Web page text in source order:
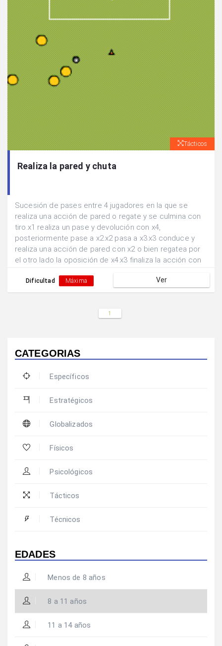
Tácticos
Realiza la pared y chuta
Sucesión de pases entre 4 jugadores en la que se
realiza una acción de pared o regate y se culmina con
tiro.x1 realiza un pase y devolución con x4,
posteriormente pase a x2.x2 pasa a x3.x3 conduce y
realiza una acción de pared con x2 o bien regatea por
el otro lado la oposición de x4.x3 finaliza la acción con
Dificultad Máxima Ver
1
CATEGORIAS
Específicos
Estratégicos
Globalizados
Físicos
Psicológicos
Tácticos
Técnicos
EDADES
Menos de 8 años
8 a 11 años
11 a 14 años